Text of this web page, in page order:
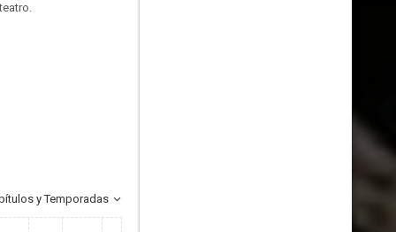
y Temporadas